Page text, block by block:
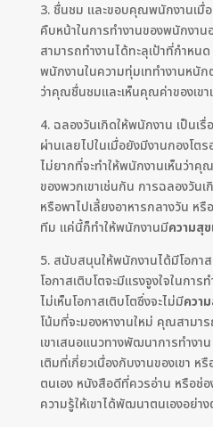
3. ชื่นชม และขอบคุณพนักงานเมื่
คืบหน้าในการทำงานของพนักงาน
สามารถทำงานได้ทะลุเป้าที่กำห
พนักงานในความทุ่มเททำงานหนัก
ว่าคุณชื่นชมและเห็นคุณค่าของเขา
4. ฉลองวันเกิดให้พนักงาน เป็นเ
ผ่านเลยไปในเมื่อยังมีงานกองโต
ไม่ยากที่จะทำให้พนักงานเห็นว่า
ของพวกเขาเช่นกัน การฉลองวัน
หรือพาไปเลี้ยงอาหารกลางวัน ห
ทีม แค่นี้ก็ทำให้พนักงานมีความสุข
5. สนับสนุนให้พนักงานได้มีโอกา
โอกาสเติบโตจะมีแรงจูงใจในกา
ไม่เห็นโอกาสเติบโตซึ่งจะไม่มีควา
โน้มที่จะมองหางานใหม่ คุณสามา
เขาเสนอแนวทางพัฒนาการทำงา
เติมที่เกี่ยวเนื่องกับงานของเขา ห
ตนเอง หนังสือดีที่ควรอ่าน หรือช่
ความรู้ให้เขาได้พัฒนาตนเองอย่าง